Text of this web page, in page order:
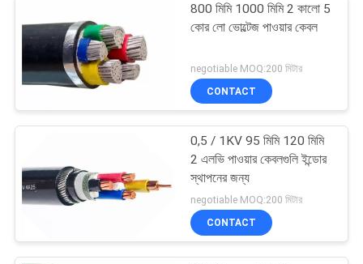
যোগাযোগ
করুন
উদ্ধৃতির
জন্য
আবেদন
সাইট
ম্যাপ
800 মিমি 1000 মিমি 2 কালো 5
কোর লো ভোল্টেজ পাওয়ার কেবল
negotiable MOQ:200 মিটার
CONTACT
0,5 / 1KV 95 মিমি 120 মিমি
2 এলভি পাওয়ার কেবলগুলি ইন্ডোর
স্থাপনের জন্য
negotiable MOQ:200 মিটার
CONTACT